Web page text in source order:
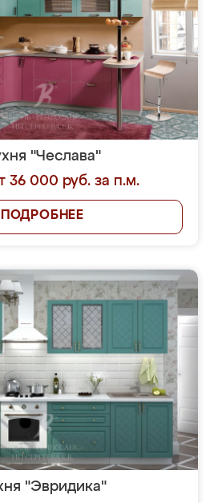
"Чеслава"
36 000 руб. за п.м.
ПОДРОБНЕЕ
"Эвридика"